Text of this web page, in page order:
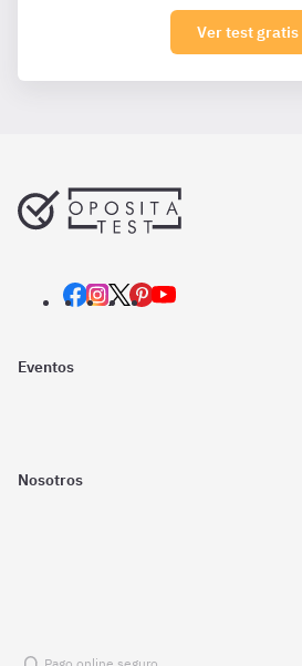
Ver test gratis
Eventos
Nosotros